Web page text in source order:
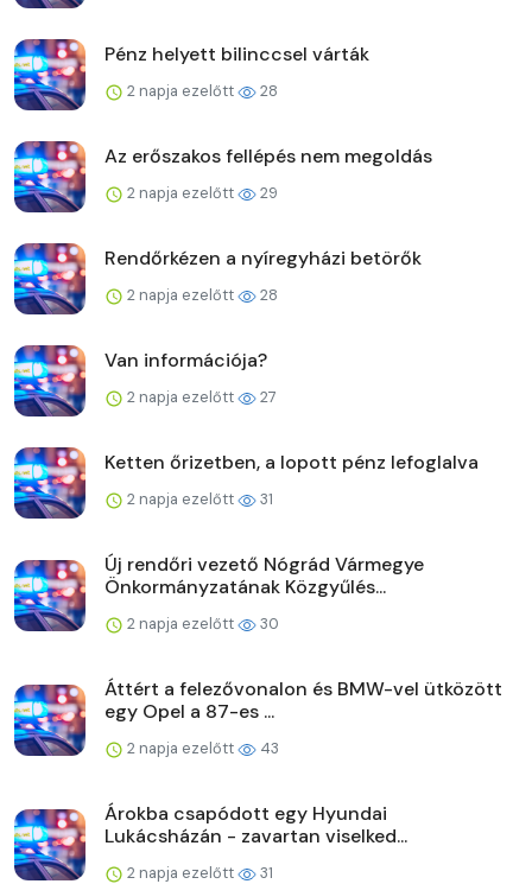
Pénz helyett bilinccsel várták
2 napja ezelőtt 28
Az erőszakos fellépés nem megoldás
2 napja ezelőtt 29
Rendőrkézen a nyíregyházi betörők
2 napja ezelőtt 28
Van információja?
2 napja ezelőtt 27
Ketten őrizetben, a lopott pénz lefoglalva
2 napja ezelőtt 31
Új rendőri vezető Nógrád Vármegye
Önkormányzatának Közgyűlés...
2 napja ezelőtt 30
Áttért a felezővonalon és BMW-vel ütközött
egy Opel a 87-es ...
2 napja ezelőtt 43
Árokba csapódott egy Hyundai
Lukácsházán - zavartan viselked...
2 napja ezelőtt 31